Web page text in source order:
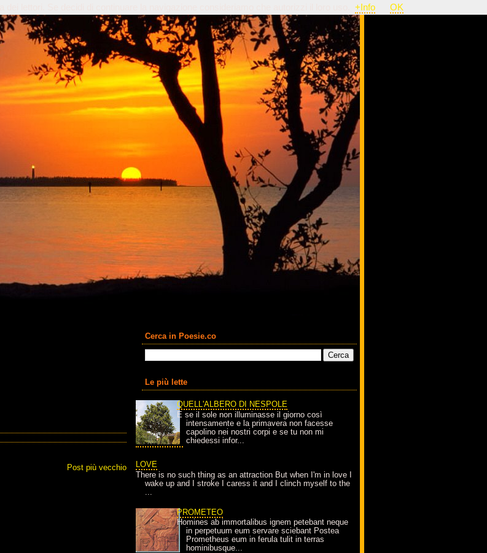
Post più vecchio
Cerca in Poesie.co
Le più lette
QUELL'ALBERO DI NESPOLE
E se il sole non illuminasse il giorno così
intensamente e la primavera non facesse
capolino nei nostri corpi e se tu non mi
chiedessi infor...
LOVE
There is no such thing as an attraction But when I'm in love I
wake up and I stroke I caress it and I clinch myself to the
...
PROMETEO
Homines ab immortalibus ignem petebant neque
in perpetuum eum servare sciebant Postea
Prometheus eum in ferula tulit in terras
hominibusque...
+Info OK